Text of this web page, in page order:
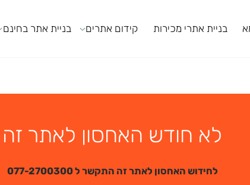
בניית אתרי מכירות קידום אתרים בניית אתר בחינם
לא חודש האחסון לאתר זה
לחידוש האחסון לאתר זה התקשר ל 077-2700300